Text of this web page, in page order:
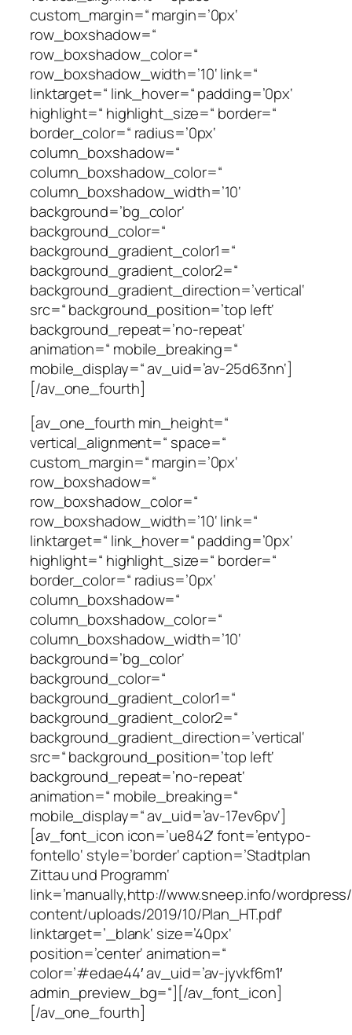
custom_margin=“ margin=’0px‘
row_boxshadow=“
row_boxshadow_color=“
row_boxshadow_width=’10‘ link=“
linktarget=“ link_hover=“ padding=’0px‘
highlight=“ highlight_size=“ border=“
border_color=“ radius=’0px‘
column_boxshadow=“
column_boxshadow_color=“
column_boxshadow_width=’10‘
background=’bg_color‘
background_color=“
background_gradient_color1=“
background_gradient_color2=“
background_gradient_direction=’vertical‘
src=“ background_position=’top left‘
background_repeat=’no-repeat‘
animation=“ mobile_breaking=“
mobile_display=“ av_uid=’av-25d63nn‘]
[/av_one_fourth]
[av_one_fourth min_height=“
vertical_alignment=“ space=“
custom_margin=“ margin=’0px‘
row_boxshadow=“
row_boxshadow_color=“
row_boxshadow_width=’10‘ link=“
linktarget=“ link_hover=“ padding=’0px‘
highlight=“ highlight_size=“ border=“
border_color=“ radius=’0px‘
column_boxshadow=“
column_boxshadow_color=“
column_boxshadow_width=’10‘
background=’bg_color‘
background_color=“
background_gradient_color1=“
background_gradient_color2=“
background_gradient_direction=’vertical‘
src=“ background_position=’top left‘
background_repeat=’no-repeat‘
animation=“ mobile_breaking=“
mobile_display=“ av_uid=’av-17ev6pv‘]
[av_font_icon icon=’ue842′ font=’entypo-
fontello‘ style=’border‘ caption=’Stadtplan
Zittau und Programm‘
link=’manually,http://www.sneep.info/
content/uploads/2019/10/Plan_HT.pdf‘
linktarget=’_blank‘ size=’40px‘
position=’center‘ animation=“
color=’#edae44′ av_uid=’av-jyvkf6m1′
admin_preview_bg=“][/av_font_icon]
[/av_one_fourth]